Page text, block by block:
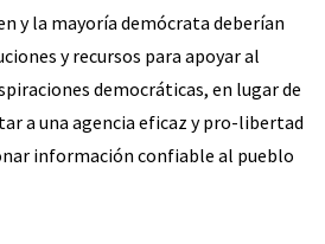
y la mayoría demócrata deberían
y recursos para apoyar al
democráticas, en lugar de
a una agencia eficaz y pro-libertad
información confiable al pueblo